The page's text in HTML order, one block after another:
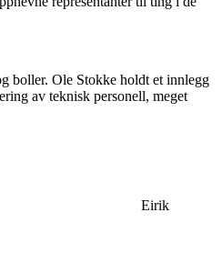
boller. Ole Stokke holdt et innlegg
av teknisk personell, meget
Eirik